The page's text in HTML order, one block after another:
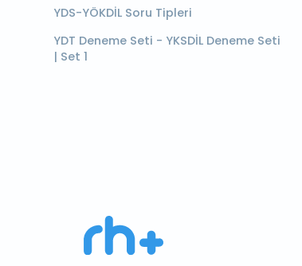
YDS-YÖKDİL Soru Tipleri
YDT Deneme Seti - YKSDİL Deneme Seti
| Set 1